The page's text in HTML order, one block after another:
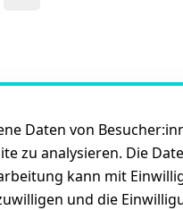
Daten von
zu analysieren. Die
kann mit
und die